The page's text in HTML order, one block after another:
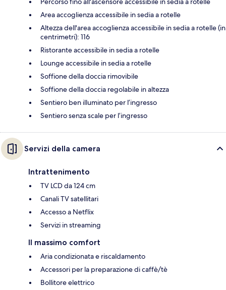
Area accoglienza accessibile in sedia a rotelle
Altezza dell'area accoglienza accessibile in sedia a rotelle (in
centrimetri): 116
Ristorante accessibile in sedia a rotelle
Lounge accessibile in sedia a rotelle
Soffione della doccia rimovibile
Soffione della doccia regolabile in altezza
Sentiero ben illuminato per l’ingresso
Sentiero senza scale per l’ingresso
Servizi della camera
Intrattenimento
TV LCD da 124 cm
Canali TV satellitari
Accesso a Netflix
Servizi in streaming
Il massimo comfort
Aria condizionata e riscaldamento
Accessori per la preparazione di caffè/tè
Bollitore elettrico